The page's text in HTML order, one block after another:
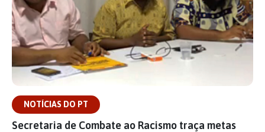
NOTÍCIAS DO PT
Secretaria de Combate ao Racismo traça metas